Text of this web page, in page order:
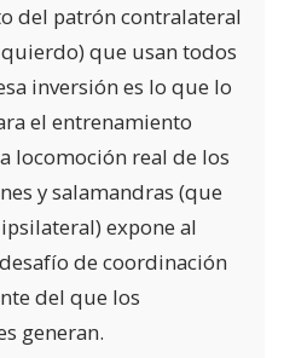
del patrón contralateral
que usan todos
inversión es lo que lo
el entrenamiento
locomoción real de los
y salamandras (que
expone al
de coordinación
del que los
generan.